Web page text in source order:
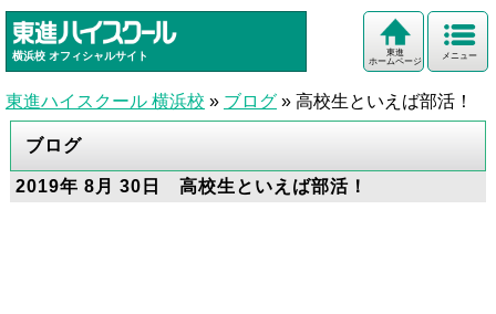
横浜校 オフィシャルサイト メニュー
東進
ホームページ
東進ハイスクール 横浜校 » ブログ » 高校生といえば部活！
ブログ
2019年 8月 30日 高校生といえば部活！